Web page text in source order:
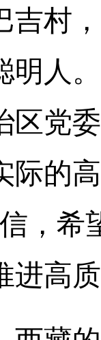
吉村
明人
区党
际的
，希
进高